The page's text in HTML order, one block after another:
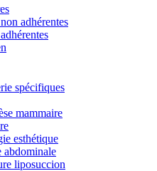
adhérentes
spécifiques
mammaire
esthétique
abdominale
liposuccion